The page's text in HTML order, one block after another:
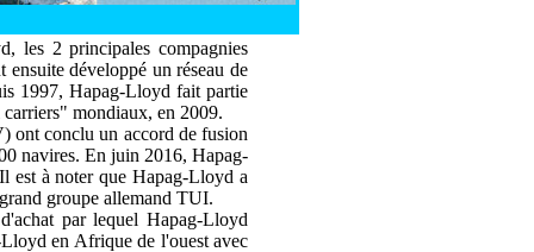
les 2 principales compagnies
développé un réseau de
1997, Hapag-Lloyd fait partie
mondiaux, en 2009.
ont conclu un accord de fusion
navires. En juin 2016, Hapag-
est à noter que Hapag-Lloyd a
groupe allemand TUI.
par lequel Hapag-Lloyd
en Afrique de l'ouest avec